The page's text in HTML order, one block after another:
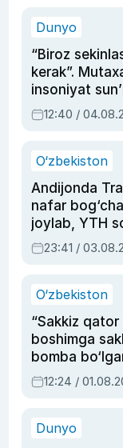
Dunyo
“Biroz
kerak”.
insoniyat
intellektni
olmay
12:40 /
O‘zbekiston
Andijonda
nafar
joylab, YTH
ayolga sud
23:41 /
O‘zbekiston
“Sakkiz qator
boshimga
bomba
Oripovni
ayblovlardan
12:24 /
Dunyo